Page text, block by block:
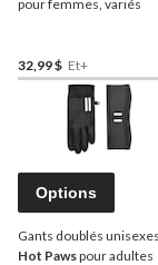
pour femmes, variés
32,99 $ Et+
Options
Gants doublés unisexes
Hot Pawspour adultes